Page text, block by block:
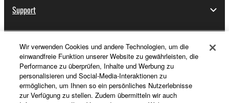
Support
Registrierung von „Yamaha Music ID“
Über Yamaha
Wir verwenden Cookies und andere Technologien, um die
einwandfreie Funktion unserer Website zu gewährleisten, die
Performance zu überprüfen, Inhalte und Werbung zu
personalisieren und Social-Media-Interaktionen zu
ermöglichen, um Ihnen so ein persönliches Nutzerlebnisse
zur Verfügung zu stellen. Zudem übermitteln wir auch